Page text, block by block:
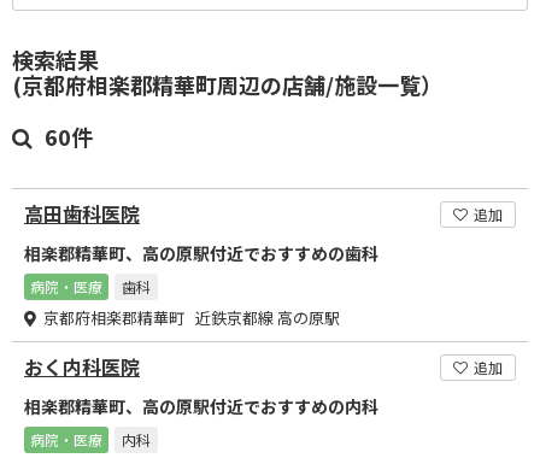
検索結果
(京都府相楽郡精華町周辺の店舗/施設一覧）
60件
高田歯科医院 追加
相楽郡精華町、高の原駅付近でおすすめの歯科
病院・医療 歯科
京都府相楽郡精華町 近鉄京都線 高の原駅
おく内科医院 追加
相楽郡精華町、高の原駅付近でおすすめの内科
病院・医療 内科